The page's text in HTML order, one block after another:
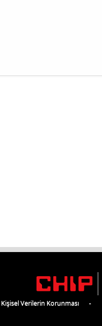
Kişisel Verilerin Korunması